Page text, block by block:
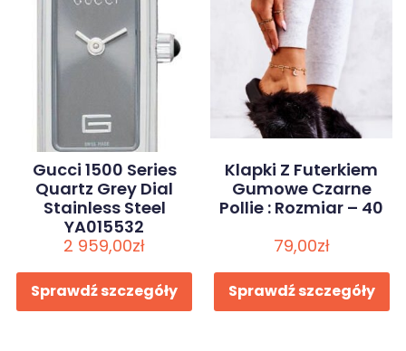
Gucci 1500 Series
Quartz Grey Dial
Stainless Steel
YA015532
2 959,00zł
Sprawdź szczegóły
Klapki Z Futerkiem
Gumowe Czarne
Pollie : Rozmiar – 40
79,00zł
Sprawdź szczegóły